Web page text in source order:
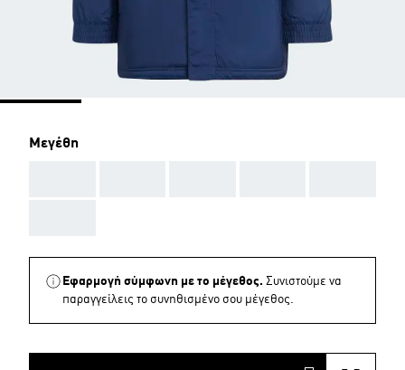
Μεγέθη
Εφαρμογή σύμφωνη με το μέγεθος. Συνιστούμε να
παραγγείλεις το συνηθισμένο σου μέγεθος.